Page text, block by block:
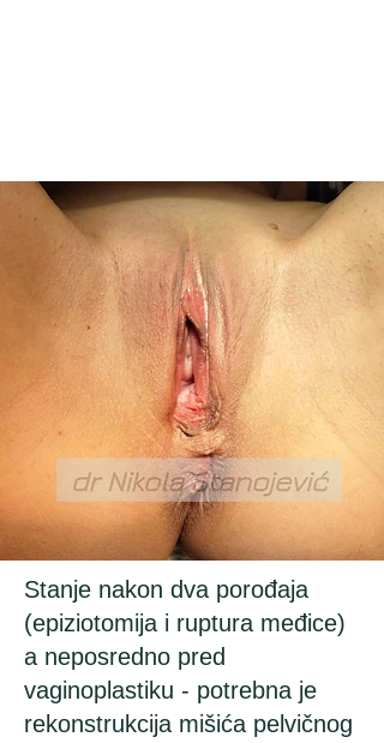
Stanje nakon dva porođaja
(epiziotomija i ruptura međice)
a neposredno pred
vaginoplastiku - potrebna je
rekonstrukcija mišića pelvičnog